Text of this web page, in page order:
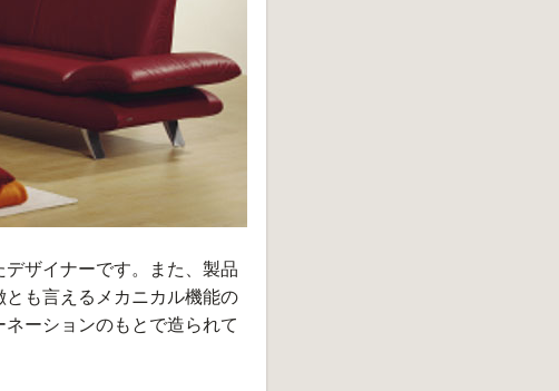
ザイナーです。また、製品
も言えるメカニカル機能の
ーションのもとで造られて